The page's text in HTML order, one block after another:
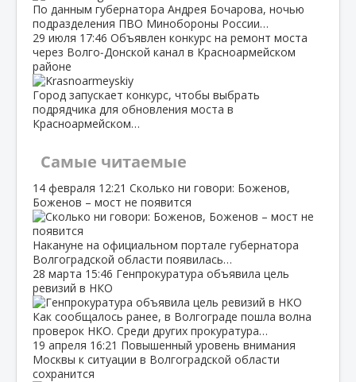
По данным губернатора Андрея Бочарова, ночью
подразделения ПВО Минобороны России…
29 июля 17:46 Объявлен конкурс на ремонт моста
через Волго‑Донской канал в Красноармейском
районе
Город запускает конкурс, чтобы выбрать
подрядчика для обновления моста в
Красноармейском…
Самые читаемые
14 февраля 12:21 Сколько ни говори: Боженов,
Боженов – мост не появится
Накануне на официальном портале губернатора
Волгоградской области появилась…
28 марта 15:46 Генпрокуратура объявила цель
ревизий в НКО
Как сообщалось ранее, в Волгограде пошла волна
проверок НКО. Среди других прокуратура…
19 апреля 16:21 Повышенный уровень внимания
Москвы к ситуации в Волгоградской области
сохранится